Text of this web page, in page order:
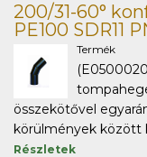
200/31-60°
PE100 SDR11
Termék
összekötővel
körülmények között
Részletek